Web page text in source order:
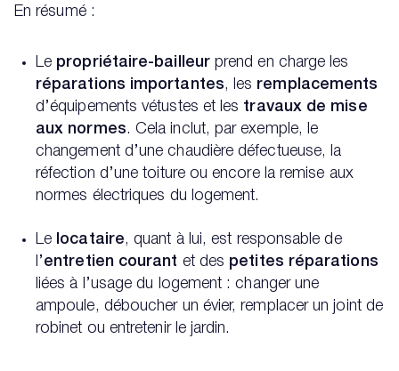
En résumé :
Le propriétaire-bailleurprend en charge les
réparations importantes, les remplacements
d’équipements vétustes et les travaux de mise
aux normes. Cela inclut, par exemple, le
changement d’une chaudière défectueuse, la
réfection d’une toiture ou encore la remise aux
normes électriques du logement.
Le locataire, quant à lui, est responsable de
l’entretien courant et des petites réparations
liées à l’usage du logement : changer une
ampoule, déboucher un évier, remplacer un joint de
robinet ou entretenir le jardin.